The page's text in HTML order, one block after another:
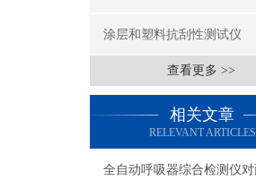
涂层和塑料抗刮性测试仪
查看更多 >>
相关文章
RELEVANT ARTICLES